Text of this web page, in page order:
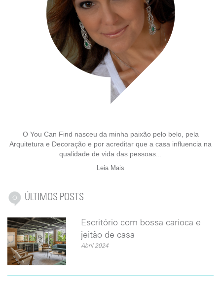
O You Can Find nasceu da minha paixão pelo belo, pela
Arquitetura e Decoração e por acreditar que a casa influencia na
qualidade de vida das pessoas...
Leia Mais
ÚLTIMOS POSTS
Escritório com bossa carioca e
jeitão de casa
Abril 2024